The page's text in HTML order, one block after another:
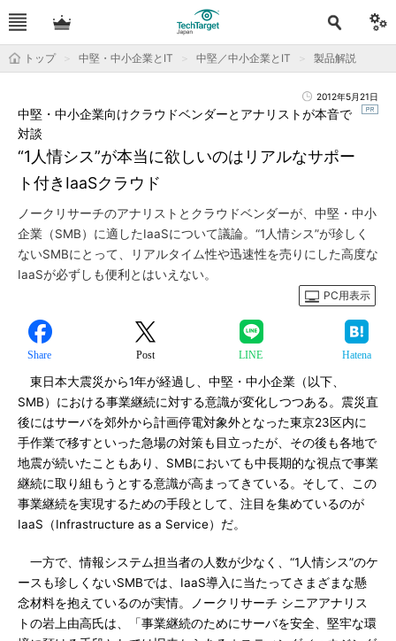
トップ 中堅・中小企業とIT 中堅／中小企業とIT 製品解説
2012年5月21日
“1人情シス”が本当に欲しいのはリアルなサポー
ト付きIaaSクラウド
中堅・中小企業向けクラウドベンダーとアナリストが本音で
対談
ノークリサーチのアナリストとクラウドベンダーが、中堅・中小
企業（SMB）に適したIaaSについて議論。“1人情シス”が珍しく
ないSMBにとって、リアルタイム性や迅速性を売りにした高度な
IaaSが必ずしも便利とはいえない。
PC用表示
Share Post LINE Hatena
東日本大震災から1年が経過し、中堅・中小企業（以下、
SMB）における事業継続に対する意識が変化しつつある。震災直
後にはサーバを郊外から計画停電対象外となった東京23区内に
手作業で移すといった急場の対策も目立ったが、その後も各地で
地震が続いたこともあり、SMBにおいても中長期的な視点で事業
継続に取り組もうとする意識が高まってきている。そして、この
事業継続を実現するための手段として、注目を集めているのが
IaaS（Infrastructure as a Service）だ。
一方で、情報システム担当者の人数が少なく、“1人情シス”のケ
ースも珍しくないSMBでは、IaaS導入に当たってさまざまな懸
念材料を抱えているのが実情。ノークリサーチ シニアアナリス
トの岩上由高氏は、「事業継続のためにサーバを安全、堅牢な環